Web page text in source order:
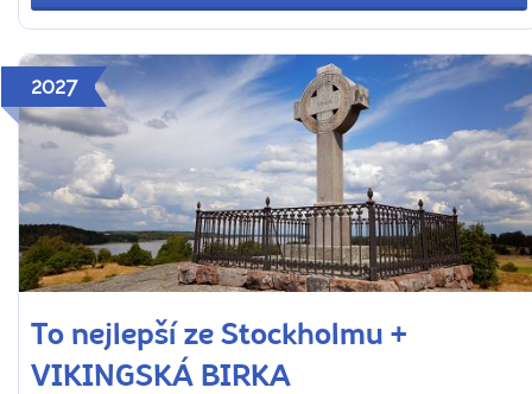
2027
To nejlepší ze Stockholmu +
VIKINGSKÁ BIRKA